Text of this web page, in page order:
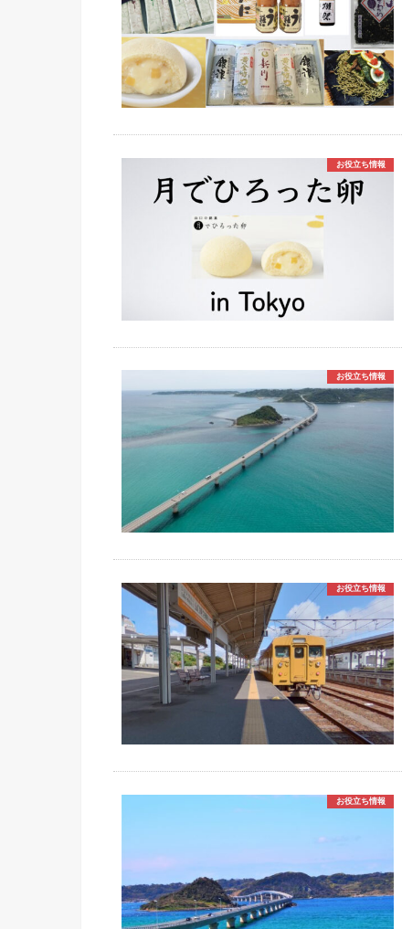
お役立ち情報
お役立ち情報
お役立ち情報
お役立ち情報